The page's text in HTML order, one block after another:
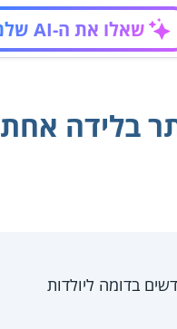
שאלו את ה-AI שלנו
בלידה אחת
9 חודשים בדומה ליולדות